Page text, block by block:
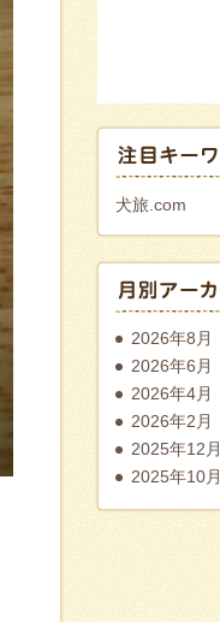
犬旅.com
2026年8月
2026年6月
2026年4月
2026年2月
2025年12月
2025年10月